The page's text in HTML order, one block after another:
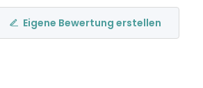
Eigene Bewertung erstellen